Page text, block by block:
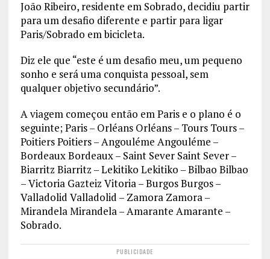
João Ribeiro, residente em Sobrado, decidiu partir
para um desafio diferente e partir para ligar
Paris/Sobrado em bicicleta.
Diz ele que “este é um desafio meu, um pequeno
sonho e será uma conquista pessoal, sem
qualquer objetivo secundário”.
A viagem começou então em Paris e o plano é o
seguinte; Paris – Orléans Orléans – Tours Tours –
Poitiers Poitiers – Angouléme Angouléme –
Bordeaux Bordeaux – Saint Sever Saint Sever –
Biarritz Biarritz – Lekitiko Lekitiko – Bilbao Bilbao
– Victoria Gazteiz Vitoria – Burgos Burgos –
Valladolid Valladolid – Zamora Zamora –
Mirandela Mirandela – Amarante Amarante –
Sobrado.
PUBLICIDADE